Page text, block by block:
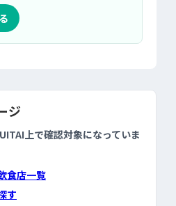
ジ
上で確認対象になっていま
食店一覧
す